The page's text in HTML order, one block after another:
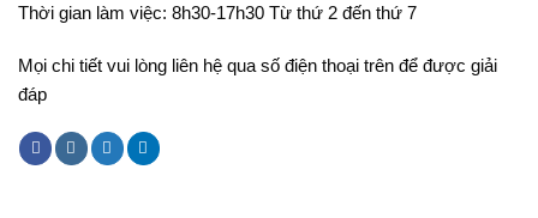
Thời gian làm việc: 8h30-17h30 Từ thứ 2 đến thứ 7
Mọi chi tiết vui lòng liên hệ qua số điện thoại trên để được giải
đáp